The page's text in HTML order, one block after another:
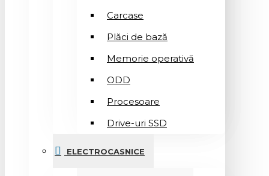
Carcase
Plăci de bază
Memorie operativă
ODD
Procesoare
Drive-uri SSD
ELECTROCASNICE